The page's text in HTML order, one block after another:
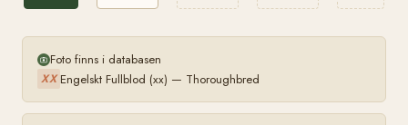
Foto finns i databasen
XX Engelskt Fullblod (xx) — Thoroughbred